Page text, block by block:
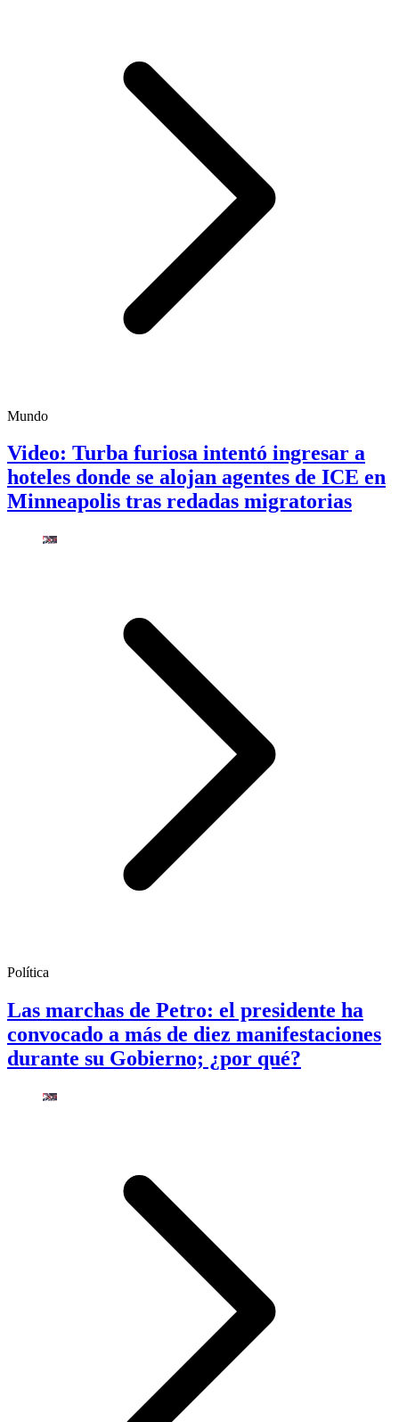
Mundo
Video: Turba furiosa intentó ingresar a
hoteles donde se alojan agentes de ICE en
Minneapolis tras redadas migratorias
Política
Las marchas de Petro: el presidente ha
convocado a más de diez manifestaciones
durante su Gobierno; ¿por qué?